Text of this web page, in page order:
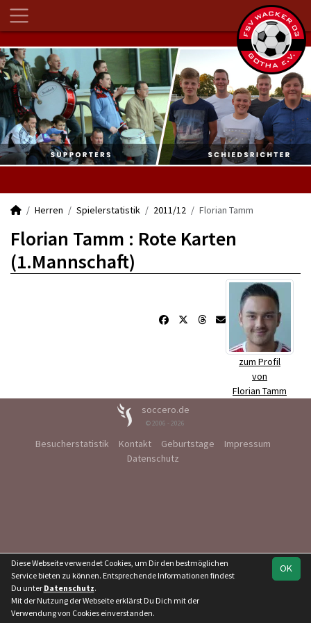
Herren Spielerstatistik 2011/12 Florian Tamm
Florian Tamm : Rote Karten
(1.Mannschaft)
zum Profil
von
Florian Tamm
soccero.de
© 2006 - 2026
Besucherstatistik Kontakt Geburtstage
Impressum
Datenschutz
OK
Diese Webseite verwendet Cookies, um Dir den bestmöglichen
Service bieten zu können. Entsprechende Informationen findest
Du unter Datenschutz.
Mit der Nutzung der Webseite erklärst Du Dich mit der
Verwendung von Cookies einverstanden.